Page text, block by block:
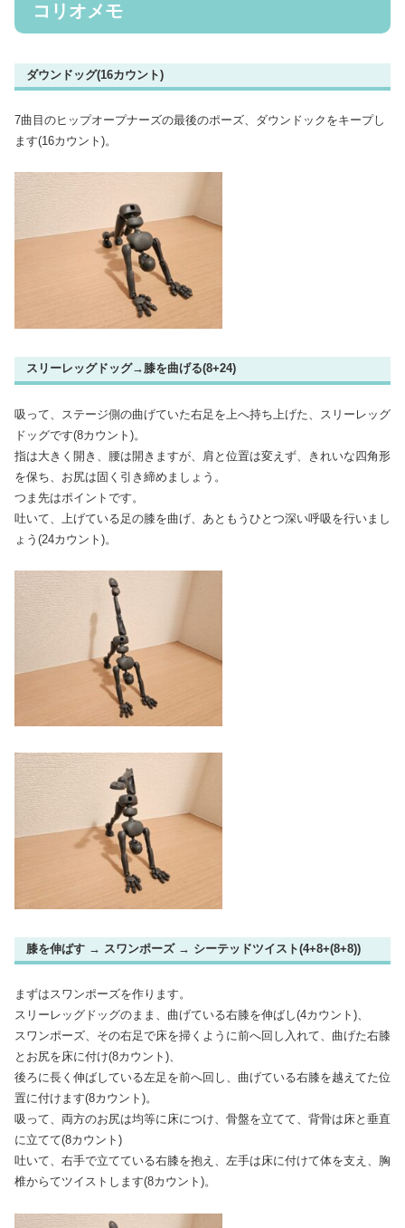
コリオメモ
ダウンドッグ(16カウント)
7曲目のヒップオープナーズの最後のポーズ、ダウンドックをキープし
ます(16カウント)。
スリーレッグドッグ→膝を曲げる(8+24)
吸って、ステージ側の曲げていた右足を上へ持ち上げた、スリーレッグ
ドッグです(8カウント)。
指は大きく開き、腰は開きますが、肩と位置は変えず、きれいな四角形
を保ち、お尻は固く引き締めましょう。
つま先はポイントです。
吐いて、上げている足の膝を曲げ、あともうひとつ深い呼吸を行いまし
ょう(24カウント)。
膝を伸ばす → スワンポーズ → シーテッドツイスト(4+8+(8+8))
まずはスワンポーズを作ります。
スリーレッグドッグのまま、曲げている右膝を伸ばし(4カウント)、
スワンポーズ、その右足で床を掃くように前へ回し入れて、曲げた右膝
とお尻を床に付け(8カウント)、
後ろに長く伸ばしている左足を前へ回し、曲げている右膝を越えてた位
置に付けます(8カウント)。
吸って、両方のお尻は均等に床につけ、骨盤を立てて、背骨は床と垂直
に立てて(8カウント)
吐いて、右手で立てている右膝を抱え、左手は床に付けて体を支え、胸
椎からてツイストします(8カウント)。